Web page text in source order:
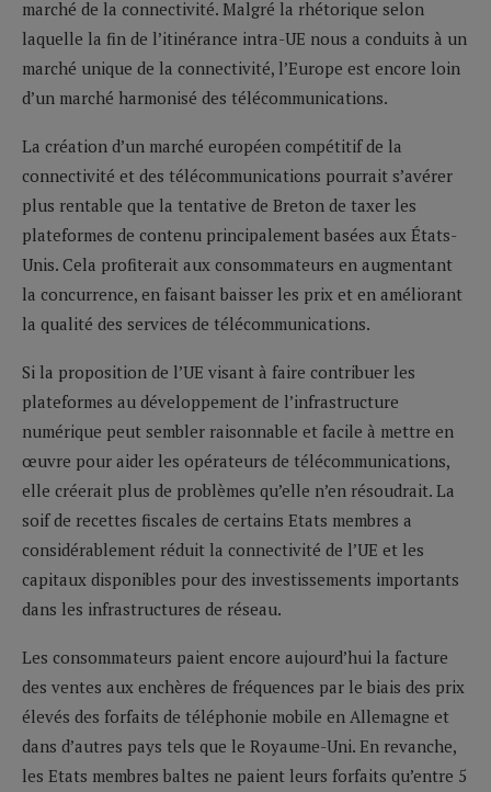
marché de la connectivité. Malgré la rhétorique selon
laquelle la fin de l’itinérance intra-UE nous a conduits à un
marché unique de la connectivité, l’Europe est encore loin
d’un marché harmonisé des télécommunications.
La création d’un marché européen compétitif de la
connectivité et des télécommunications pourrait s’avérer
plus rentable que la tentative de Breton de taxer les
plateformes de contenu principalement basées aux États-
Unis. Cela profiterait aux consommateurs en augmentant
la concurrence, en faisant baisser les prix et en améliorant
la qualité des services de télécommunications.
Si la proposition de l’UE visant à faire contribuer les
plateformes au développement de l’infrastructure
numérique peut sembler raisonnable et facile à mettre en
œuvre pour aider les opérateurs de télécommunications,
elle créerait plus de problèmes qu’elle n’en résoudrait. La
soif de recettes fiscales de certains Etats membres a
considérablement réduit la connectivité de l’UE et les
capitaux disponibles pour des investissements importants
dans les infrastructures de réseau.
Les consommateurs paient encore aujourd’hui la facture
des ventes aux enchères de fréquences par le biais des prix
élevés des forfaits de téléphonie mobile en Allemagne et
dans d’autres pays tels que le Royaume-Uni. En revanche,
les Etats membres baltes ne paient leurs forfaits qu’entre 5